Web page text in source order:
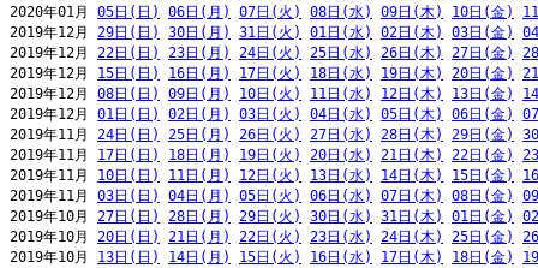
2020年01月 05日(日) 06日(月) 07日(火) 08日(水) 09日(木) 10日(金)
2019年12月 29日(日) 30日(月) 31日(火) 01日(水) 02日(木) 03日(金)
2019年12月 22日(日) 23日(月) 24日(火) 25日(水) 26日(木) 27日(金)
2019年12月 15日(日) 16日(月) 17日(火) 18日(水) 19日(木) 20日(金)
2019年12月 08日(日) 09日(月) 10日(火) 11日(水) 12日(木) 13日(金)
2019年12月 01日(日) 02日(月) 03日(火) 04日(水) 05日(木) 06日(金)
2019年11月 24日(日) 25日(月) 26日(火) 27日(水) 28日(木) 29日(金)
2019年11月 17日(日) 18日(月) 19日(火) 20日(水) 21日(木) 22日(金)
2019年11月 10日(日) 11日(月) 12日(火) 13日(水) 14日(木) 15日(金)
2019年11月 03日(日) 04日(月) 05日(火) 06日(水) 07日(木) 08日(金)
2019年10月 27日(日) 28日(月) 29日(火) 30日(水) 31日(木) 01日(金)
2019年10月 20日(日) 21日(月) 22日(火) 23日(水) 24日(木) 25日(金)
2019年10月 13日(日) 14日(月) 15日(火) 16日(水) 17日(木) 18日(金)